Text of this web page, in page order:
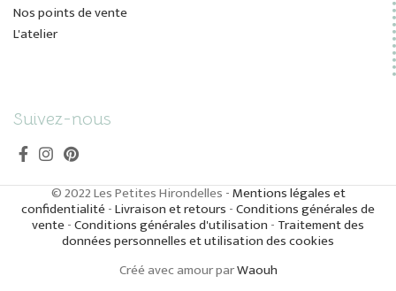
Nos points de vente
L'atelier
Suivez-nous
© 2022 Les Petites Hirondelles -Mentions légales et
confidentialité-Livraison et retours -Conditions générales de
vente-Conditions générales d'utilisation - Traitement des
données personnelles et utilisation des cookies
Créé avec amour parWaouh